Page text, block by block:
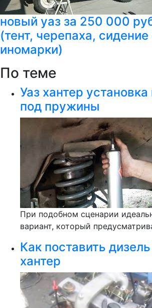
новый уаз за 250 000
(тент, черепаха, сидение
иномарки)
По теме
Уаз хантер
под пружины
При подобном сценарии
вариант, который
Как поставить
хантер